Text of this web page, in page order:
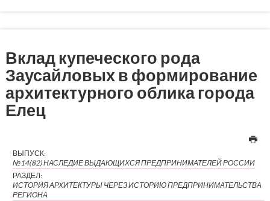
Вклад купеческого рода
Заусайловых в формирование
архитектурного облика города
Елец
ВЫПУСК:
№14(82) НАСЛЕДИЕ ВЫДАЮЩИХСЯ ПРЕДПРИНИМАТЕЛЕЙ РОССИИ
РАЗДЕЛ:
ИСТОРИЯ АРХИТЕКТУРЫ ЧЕРЕЗ ИСТОРИЮ ПРЕДПРИНИМАТЕЛЬСТВА
РЕГИОНА